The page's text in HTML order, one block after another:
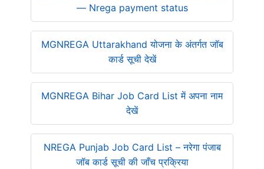
— Nrega payment status
MGNREGA Uttarakhand योजना के अंतर्गत जॉब
कार्ड सूची देखें
MGNREGA Bihar Job Card List में अपना नाम
देखें
NREGA Punjab Job Card List – नरेगा पंजाब
जॉब कार्ड सूची की जाँच प्रक्रिया